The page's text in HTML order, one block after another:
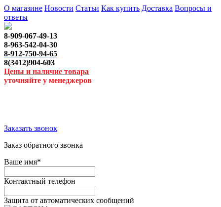
О магазине Новости Статьи Как купить Доставка Вопросы и
ответы
8-909-067-49-13
8-963-542-04-30
8-912-750-94-65
8(3412)904-603
Цены и наличие товара
уточняйте у менеджеров
Заказать звонок
Заказ обратного звонка
Ваше имя*
Контактный телефон
Защита от автоматических сообщений